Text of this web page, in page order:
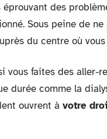
éprouvant des
Sous peine de
du centre où
vous faites des aller-
durée comme la
ouvrent à votre